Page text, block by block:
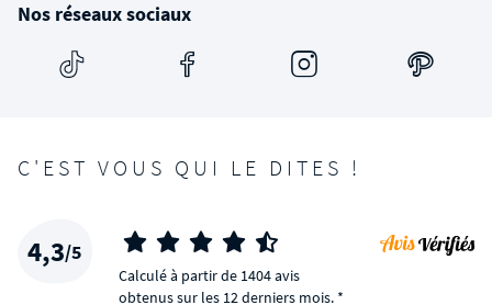
Nos réseaux sociaux
C'EST VOUS QUI LE DITES !
4,3/5
Calculé à partir de 1404 avis
obtenus sur les 12 derniers mois. *